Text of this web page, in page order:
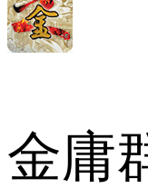
金庸